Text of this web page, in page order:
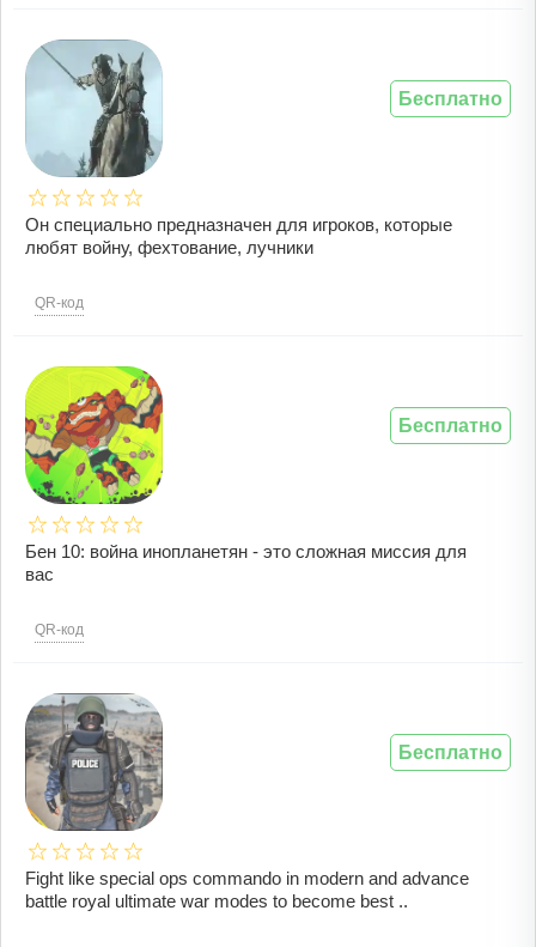
Он специально предназначен для игроков, которые
любят войну, фехтование, лучники
QR-код
Бесплатно
Бен 10: война инопланетян - это сложная миссия для
вас
QR-код
Бесплатно
Fight like special ops commando in modern and advance
battle royal ultimate war modes to become best ..
Бесплатно